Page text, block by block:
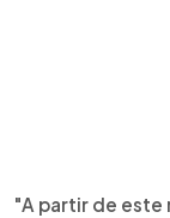
"A partir de este